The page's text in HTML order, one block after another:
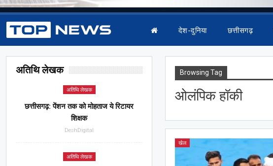
देश-दुनिया छत्तीसगढ़
Browsing Tag
ओलंपिक हॉकी
खेल
अतिथि लेखक
अतिथि लेखक
छत्तीसगढ़: पेंशन तक को मोहताज ये रिटायर
शिक्षक
DeshDigital
अतिथि लेखक